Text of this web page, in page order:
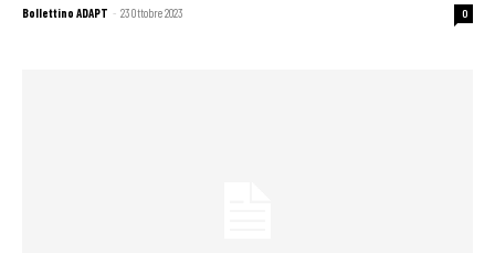
Bollettino ADAPT - 23 Ottobre 2023 0